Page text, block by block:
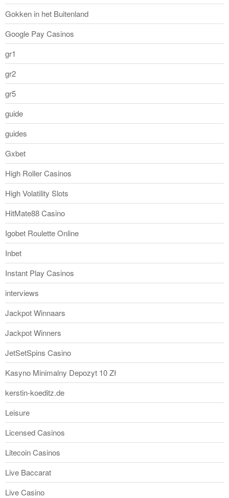
Gokken in het Buitenland
Google Pay Casinos
gr1
gr2
gr5
guide
guides
Gxbet
High Roller Casinos
High Volatility Slots
HitMate88 Casino
Igobet Roulette Online
Inbet
Instant Play Casinos
interviews
Jackpot Winnaars
Jackpot Winners
JetSetSpins Casino
Kasyno Minimalny Depozyt 10 Zł
kerstin-koeditz.de
Leisure
Licensed Casinos
Litecoin Casinos
Live Baccarat
Live Casino